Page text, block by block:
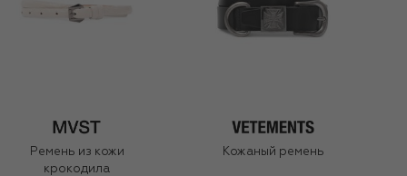
Ремень из кожи
крокодила
Кожаный ремень